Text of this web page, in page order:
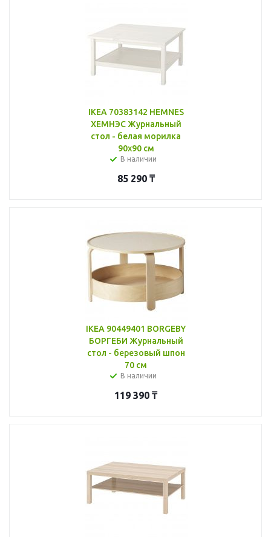
IKEA 70383142 HEMNES
ХЕМНЭС Журнальный
стол - белая морилка
90x90 см
В наличии
85 290₸
IKEA 90449401 BORGEBY
БОРГЕБИ Журнальный
стол - березовый шпон
70 см
В наличии
119 390 ₸